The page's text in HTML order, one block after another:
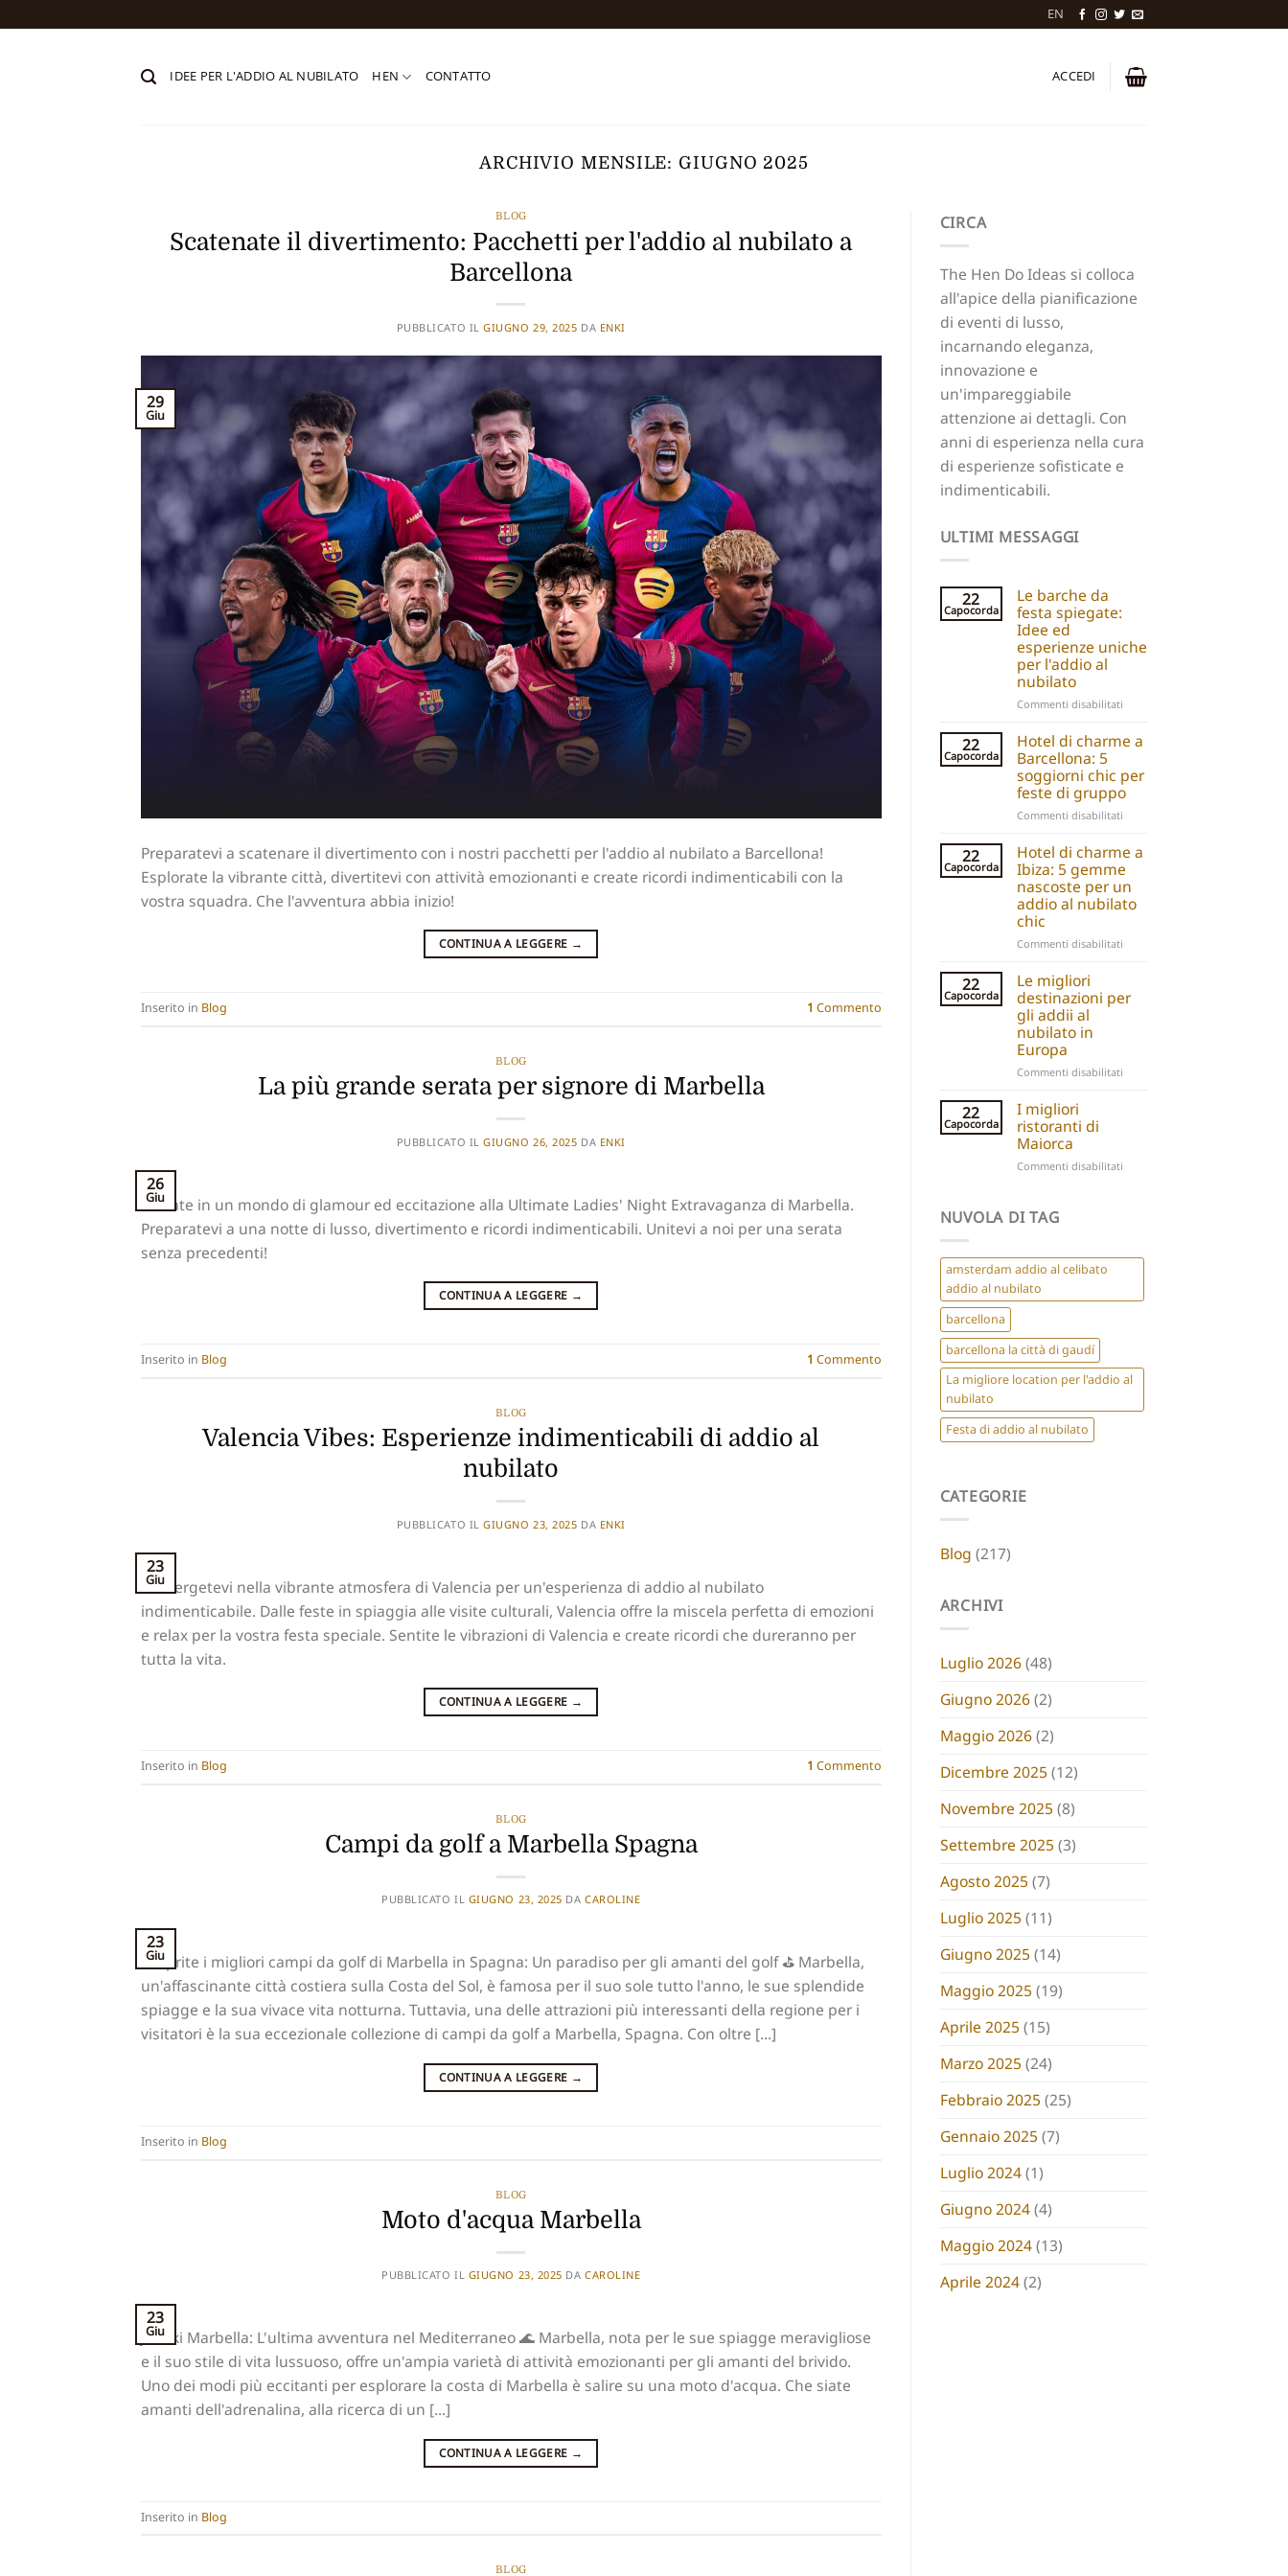
ai
EN
IDEE PER L'ADDIO AL NUBILATO HEN CONTATTO ACCEDI
ARCHIVIO MENSILE: GIUGNO 2025
BLOG
Scatenate il divertimento: Pacchetti per l'addio al nubilato a
Barcellona
PUBBLICATO ILGIUGNO 29, 2025 DA ENKI
29
Giu
Preparatevi a scatenare il divertimento con i nostri pacchetti per l'addio al nubilato a Barcellona!
Esplorate la vibrante città, divertitevi con attività emozionanti e create ricordi indimenticabili con la
vostra squadra. Che l'avventura abbia inizio!
CONTINUA A LEGGERE →
Inserito in Blog 1 Commento
BLOG
La più grande serata per signore di Marbella
PUBBLICATO ILGIUGNO 26, 2025 DA ENKI
26
Giu
Entrate in un mondo di glamour ed eccitazione alla Ultimate Ladies' Night Extravaganza di Marbella.
Preparatevi a una notte di lusso, divertimento e ricordi indimenticabili. Unitevi a noi per una serata
senza precedenti!
CONTINUA A LEGGERE →
Inserito in Blog 1 Commento
BLOG
Valencia Vibes: Esperienze indimenticabili di addio al
nubilato
PUBBLICATO ILGIUGNO 23, 2025 DA ENKI
23
Giu
Immergetevi nella vibrante atmosfera di Valencia per un'esperienza di addio al nubilato
indimenticabile. Dalle feste in spiaggia alle visite culturali, Valencia offre la miscela perfetta di emozioni
e relax per la vostra festa speciale. Sentite le vibrazioni di Valencia e create ricordi che dureranno per
tutta la vita.
CONTINUA A LEGGERE →
Inserito in Blog 1 Commento
BLOG
Campi da golf a Marbella Spagna
PUBBLICATO IL GIUGNO 23, 2025 DACAROLINE
23
Giu
Scoprite i migliori campi da golf di Marbella in Spagna: Un paradiso per gli amanti del golf ⛳ Marbella,
un'affascinante città costiera sulla Costa del Sol, è famosa per il suo sole tutto l'anno, le sue splendide
spiagge e la sua vivace vita notturna. Tuttavia, una delle attrazioni più interessanti della regione per i
visitatori è la sua eccezionale collezione di campi da golf a Marbella, Spagna. Con oltre [...]
CONTINUA A LEGGERE →
Inserito in Blog
BLOG
Moto d'acqua Marbella
PUBBLICATO IL GIUGNO 23, 2025 DACAROLINE
23
Giu
Jet Ski Marbella: L'ultima avventura nel Mediterraneo 🌊 Marbella, nota per le sue spiagge meravigliose
e il suo stile di vita lussuoso, offre un'ampia varietà di attività emozionanti per gli amanti del brivido.
Uno dei modi più eccitanti per esplorare la costa di Marbella è salire su una moto d'acqua. Che siate
amanti dell'adrenalina, alla ricerca di un [...]
CONTINUA A LEGGERE →
Inserito in Blog
BLOG
CIRCA
The Hen Do Ideas si colloca
all'apice della pianificazione
di eventi di lusso,
incarnando eleganza,
innovazione e
un'impareggiabile
attenzione ai dettagli. Con
anni di esperienza nella cura
di esperienze sofisticate e
indimenticabili.
ULTIMI MESSAGGI
22
Capocorda
Le barche da
festa spiegate:
Idee ed
esperienze uniche
per l'addio al
nubilato
Commenti disabilitatisu
boats
explained:
hen
do
ideas
experiences
22
Capocorda
Hotel di charme a
Barcellona: 5
soggiorni chic per
feste di gruppo
Commenti disabilitatisu
Boutique
Hotels:
5
Chic
Stays
Group
22
Capocorda
Hotel di charme a
Ibiza: 5 gemme
nascoste per un
addio al nubilato
chic
Commenti disabilitatisu
5
a
22
Capocorda
Le migliori
destinazioni per
gli addii al
nubilato in
Europa
Commenti disabilitatisu
22
Capocorda
I migliori
ristoranti di
Maiorca
Commenti disabilitatisu
NUVOLA DI TAG
amsterdam addio al celibato
addio al nubilato
barcellona
barcellona la città di gaudí
La migliore location per l'addio al
nubilato
Festa di addio al nubilato
CATEGORIE
Blog (217)
ARCHIVI
Luglio 2026(48)
Giugno 2026(2)
Maggio 2026(2)
Dicembre 2025 (12)
Novembre 2025 (8)
Settembre 2025 (3)
Agosto 2025 (7)
Luglio 2025 (11)
Giugno 2025 (14)
Maggio 2025 (19)
Aprile 2025 (15)
Marzo 2025 (24)
Febbraio 2025 (25)
Gennaio 2025 (7)
Luglio 2024(1)
Giugno 2024(4)
Maggio 2024(13)
Aprile 2024(2)